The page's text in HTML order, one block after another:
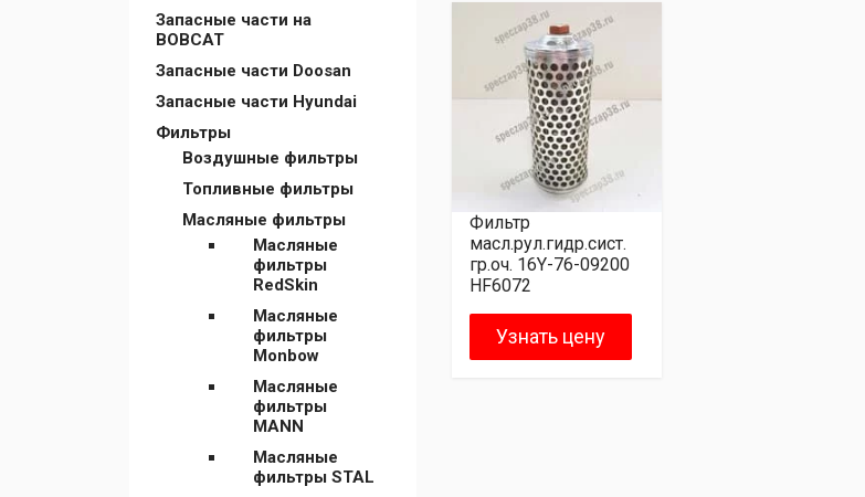
Запасные части на
BOBCAT
Запасные части Doosan
Запасные части Hyundai
Фильтры
Воздушные фильтры
Топливные фильтры
Масляные фильтры
Масляные
фильтры
RedSkin
Масляные
фильтры
Monbow
Масляные
фильтры
MANN
Масляные
фильтры STAL
Фильтр
масл.рул.гидр.сист.
гр.оч. 16Y-76-09200
HF6072
Узнать цену